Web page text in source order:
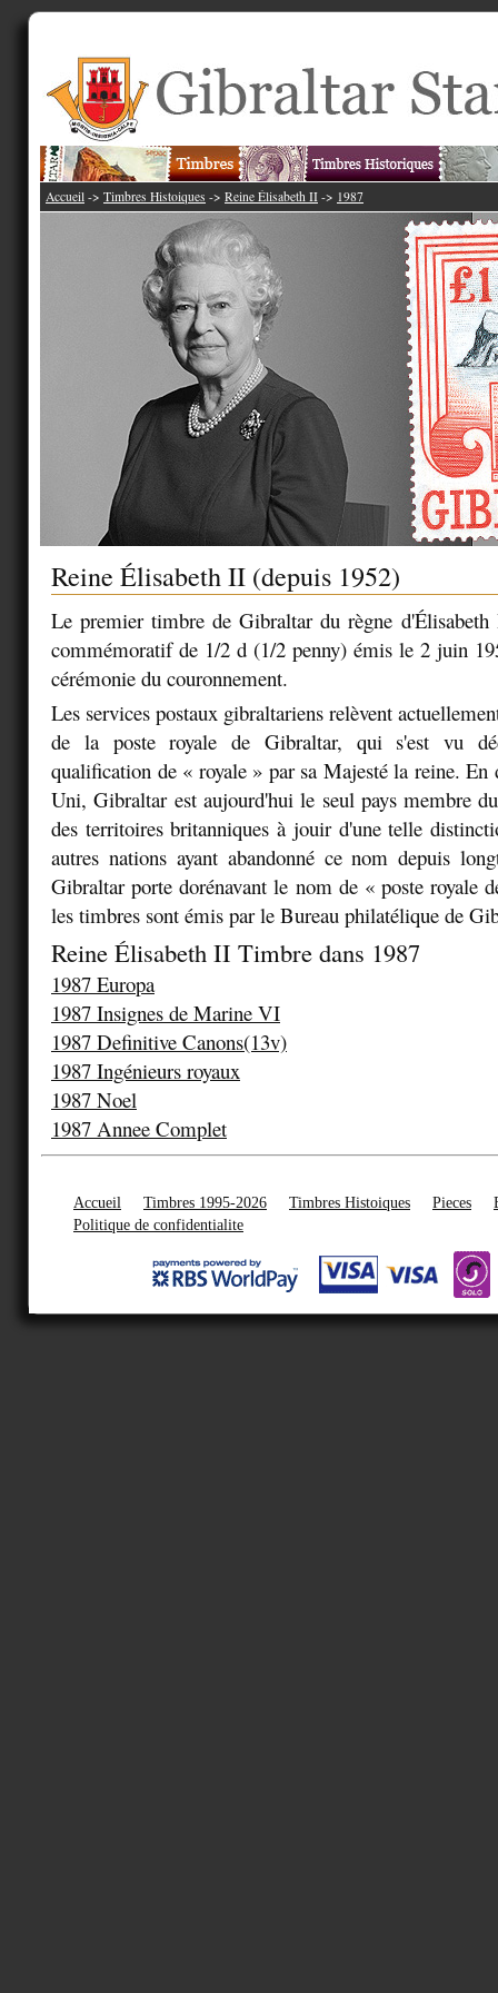
Accueil -> Timbres Histoiques -> Reine Élisabeth II -> 1987
Reine Élisabeth II (depuis 1952)
Le premier timbre de Gibraltar du règne
commémoratif de 1/2 d (1/2 penny) émis le 2 juin
cérémonie du couronnement.
Les services postaux gibraltariens relèvent
de la poste royale de Gibraltar, qui s'est vu
qualification de « royale » par sa Majesté la reine. En
Uni, Gibraltar est aujourd'hui le seul pays membre
des territoires britanniques à jouir d'une telle
autres nations ayant abandonné ce nom depuis
Gibraltar porte dorénavant le nom de « poste royale
les timbres sont émis par le Bureau philatélique de
Reine Élisabeth II Timbre dans 1987
1987 Europa
1987 Insignes de Marine VI
1987 Definitive Canons(13v)
1987 Ingénieurs royaux
1987 Noel
1987 Annee Complet
Accueil Timbres 1995-2026 Timbres Histoiques Pieces
Politique de confidentialite